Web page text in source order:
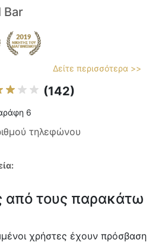
Bar
Δείτε περισσότερα >>
(142)
6
τηλεφώνου
από τους παρακάτω
χρήστες έχουν πρόσβαση